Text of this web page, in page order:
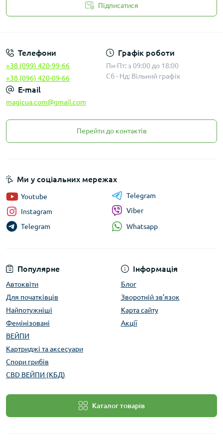
Підписатися
Телефони
+38 (099) 420-99-66
+38 (096) 420-09-66
Графік роботи
Пн-Пт: з 09:00 до 18:00
Сб - Нд: Вільний графік
E-mail
magicua.com@gmail.com
Перейти до контактів
Популярне
Автоквіти
Для початківців
Найпотужніші
Фемінізовані
ВЕЙПИ
Картриджі та аксесуари
Спори грибів
CBD ВЕЙПИ (КБД)
Інформація
Блог
Зворотній зв’язок
Карта сайту
Акції
Каталог товарів
Ми у соціальних мережах
Youtube
Instagram
Telegram
Telegram
Viber
Whatsapp